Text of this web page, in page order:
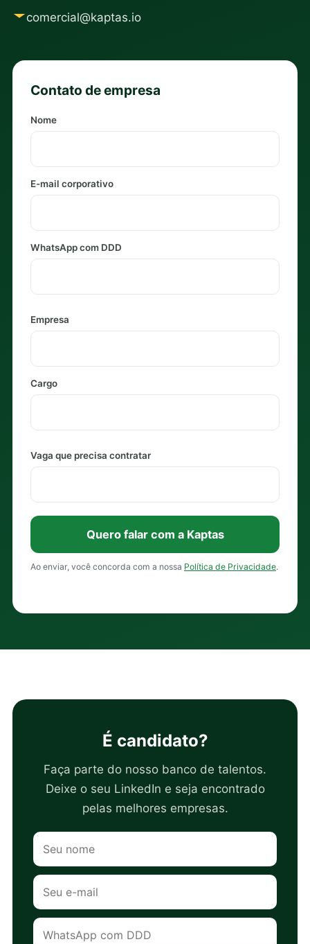
comercial@kaptas.io
Contato de empresa
Nome
E-mail corporativo
WhatsApp com DDD
Empresa
Cargo
Vaga que precisa contratar
Quero falar com a Kaptas
Ao enviar, você concorda com a nossa Política de Privacidade.
É candidato?
Faça parte do nosso banco de talentos.
Deixe o seu LinkedIn e seja encontrado
pelas melhores empresas.